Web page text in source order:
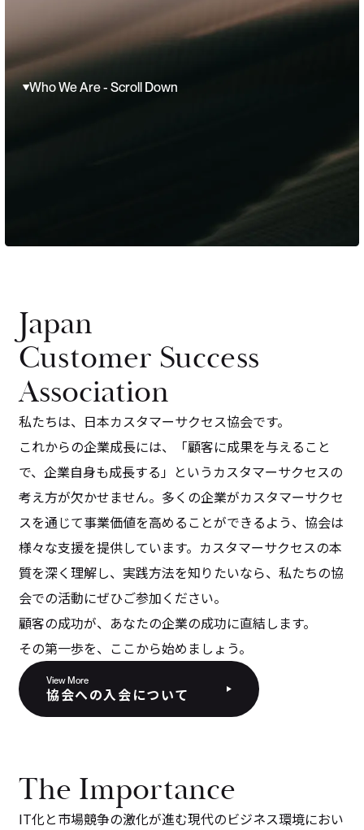
Who We Are - Scroll Down
Japan
Customer Success
Association
私たちは、日本カスタマーサクセス協会です。
これからの企業成長には、「顧客に成果を与えること
で、企業自身も成長する」というカスタマーサクセスの
考え方が欠かせません。多くの企業がカスタマーサクセ
スを通じて事業価値を高めることができるよう、協会は
様々な支援を提供しています。カスタマーサクセスの本
質を深く理解し、実践方法を知りたいなら、私たちの協
会での活動にぜひご参加ください。
顧客の成功が、あなたの企業の成功に直結します。
その第一歩を、ここから始めましょう。
View More
協会への入会について
The Importance
IT化と市場競争の激化が進む現代のビジネス環境におい